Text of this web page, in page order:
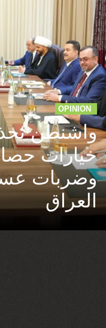
OPINION
واشنطن
خيارات
وضربات
العراق